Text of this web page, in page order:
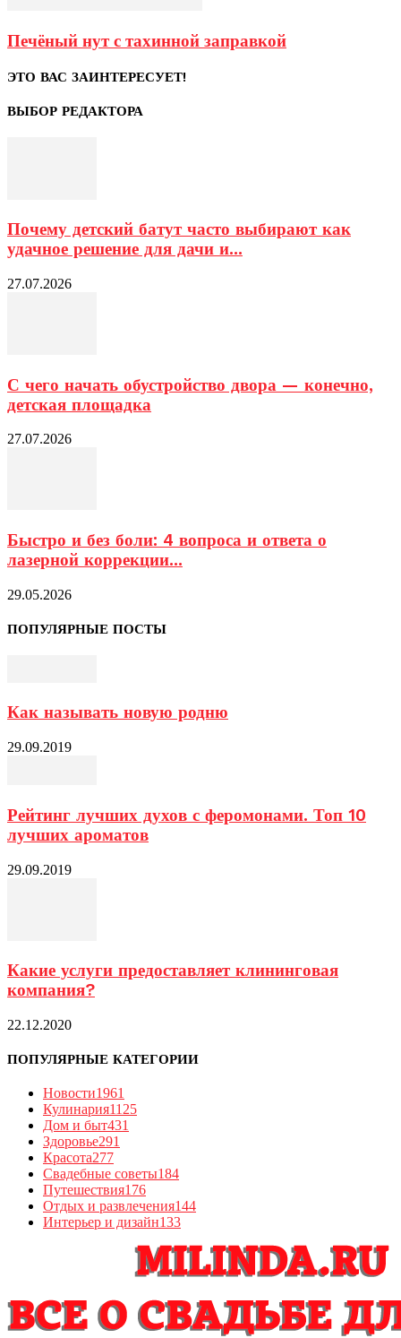
Печёный нут с тахинной заправкой
ЭТО ВАС ЗАИНТЕРЕСУЕТ!
ВЫБОР РЕДАКТОРА
Почему детский батут часто выбирают как
удачное решение для дачи и...
27.07.2026
С чего начать обустройство двора — конечно,
детская площадка
27.07.2026
Быстро и без боли: 4 вопроса и ответа о
лазерной коррекции...
29.05.2026
ПОПУЛЯРНЫЕ ПОСТЫ
Как называть новую родню
29.09.2019
Рейтинг лучших духов с феромонами. Топ 10
лучших ароматов
29.09.2019
Какие услуги предоставляет клининговая
компания?
22.12.2020
ПОПУЛЯРНЫЕ КАТЕГОРИИ
Новости1961
Кулинария1125
Дом и быт431
Здоровье291
Красота277
Свадебные советы184
Путешествия176
Отдых и развлечения144
Интерьер и дизайн133